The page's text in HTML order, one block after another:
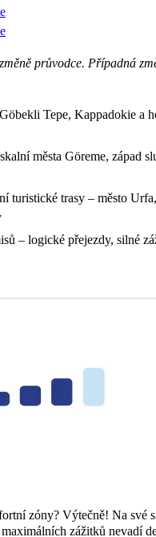
průvodce. Případná
Tepe, Kappadokie a
města Göreme, západ
turistické trasy – město
– logické přejezdy, silné
zóny? Výtečně! Na své
zážitků nevadí